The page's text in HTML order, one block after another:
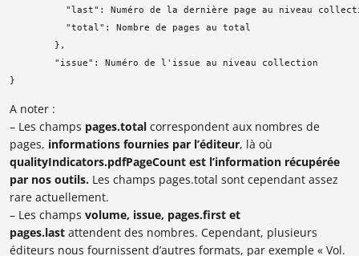
"last": Numéro de la dernière page au niveau
          "total": Nombre de pages au total
        },
        "issue": Numéro de l'issue au niveau collection
}
A noter :
– Les champs pages.total correspondent aux nombres de
pages, informations fournies par l’éditeur, là où
qualityIndicators.pdfPageCount est l’information récupérée
par nos outils. Les champs pages.total sont cependant assez
rare actuellement.
– Les champs volume, issue, pages.first et
pages.last attendent des nombres. Cependant, plusieurs
éditeurs nous fournissent d’autres formats, par exemple « Vol.